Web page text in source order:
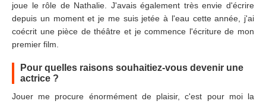
joue le rôle de Nathalie. J'avais également très envie d'écrire
depuis un moment et je me suis jetée à l'eau cette année, j'ai
coécrit une pièce de théâtre et je commence l'écriture de mon
premier film.
Pour quelles raisons souhaitiez-vous devenir une
actrice ?
Jouer me procure énormément de plaisir, c'est pour moi la